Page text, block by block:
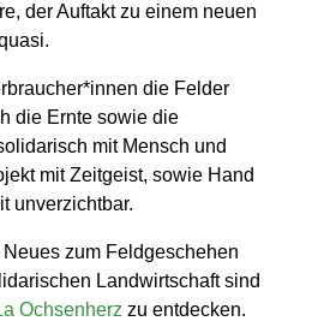
der Auftakt zu einem neuen
die Felder
die Ernte sowie die
mit Mensch und
mit Zeitgeist, sowie Hand
unverzichtbar.
zum Feldgeschehen
Landwirtschaft sind
Ochsenherz zu entdecken.